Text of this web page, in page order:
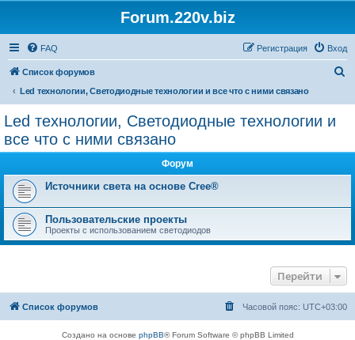
Forum.220v.biz
FAQ Вход
Регистрация
Список форумов
Led технологии, Светодиодные технологии и все что с ними связано
Led технологии, Светодиодные технологии и
все что с ними связано
Форум
Источники света на основе Cree®
Пользовательские проекты
Проекты с использованием светодиодов
Перейти
Список форумов Часовой пояс: UTC+03:00
Создано на основе phpBB® Forum Software © phpBB Limited